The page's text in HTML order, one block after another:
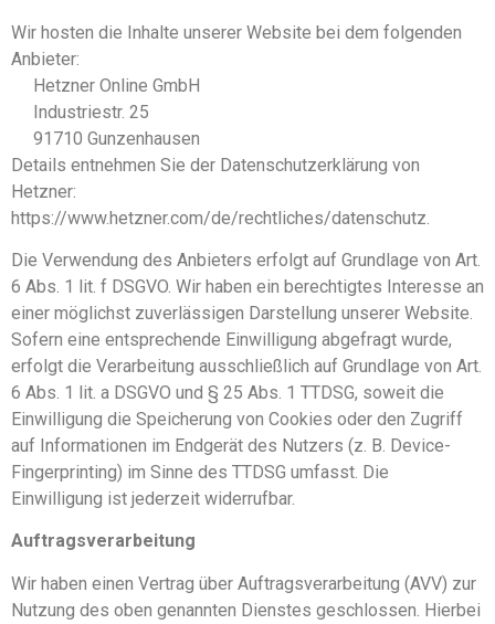
Wir hosten die Inhalte unserer Website bei dem folgenden
Anbieter:
Hetzner Online GmbH
Industriestr. 25
91710 Gunzenhausen
Details entnehmen Sie der Datenschutzerklärung von
Hetzner:
https://www.hetzner.com/de/rechtliches/datenschutz.
Die Verwendung des Anbieters erfolgt auf Grundlage von Art.
6 Abs. 1 lit. f DSGVO. Wir haben ein berechtigtes Interesse an
einer möglichst zuverlässigen Darstellung unserer Website.
Sofern eine entsprechende Einwilligung abgefragt wurde,
erfolgt die Verarbeitung ausschließlich auf Grundlage von Art.
6 Abs. 1 lit. a DSGVO und § 25 Abs. 1 TTDSG, soweit die
Einwilligung die Speicherung von Cookies oder den Zugriff
auf Informationen im Endgerät des Nutzers (z. B. Device-
Fingerprinting) im Sinne des TTDSG umfasst. Die
Einwilligung ist jederzeit widerrufbar.
Auftragsverarbeitung
Wir haben einen Vertrag über Auftragsverarbeitung (AVV) zur
Nutzung des oben genannten Dienstes geschlossen. Hierbei